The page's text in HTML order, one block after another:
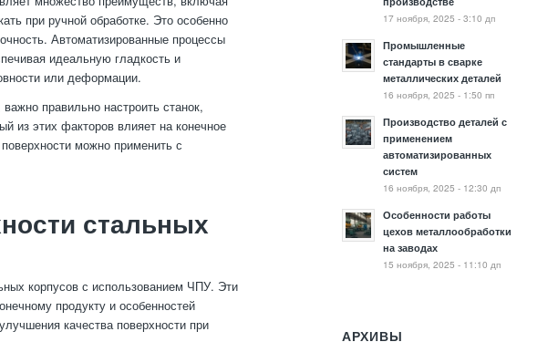
при ручной обработке. Это особенно
Автоматизированные процессы
идеальную гладкость и
или деформации.
правильно настроить станок,
из этих факторов влияет на конечное
можно применить с
стальных
корпусов с использованием ЧПУ. Эти
продукту и особенностей
качества поверхности при
17 ноября, 2025 - 3:10 дп
Промышленные
стандарты в сварке
металлических деталей
16 ноября, 2025 - 1:50 пп
Производство деталей с
применением
автоматизированных
систем
16 ноября, 2025 - 12:30 дп
Особенности работы
цехов металлообработки
на заводах
15 ноября, 2025 - 11:10 дп
АРХИВЫ